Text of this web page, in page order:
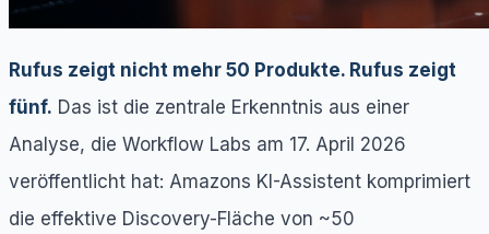
Rufus zeigt nicht mehr 50 Produkte. Rufus zeigt
fünf. Das ist die zentrale Erkenntnis aus einer
Analyse, die Workflow Labs am 17. April 2026
veröffentlicht hat: Amazons KI-Assistent komprimiert
die effektive Discovery-Fläche von ~50